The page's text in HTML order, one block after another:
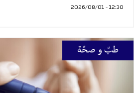
12:30 - 2026/08/01
طبّ و صحّة